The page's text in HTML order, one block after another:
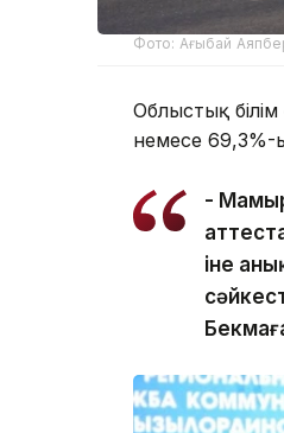
Фото: Ағыбай
Облыстық
немесе 69,3%-
-
іне